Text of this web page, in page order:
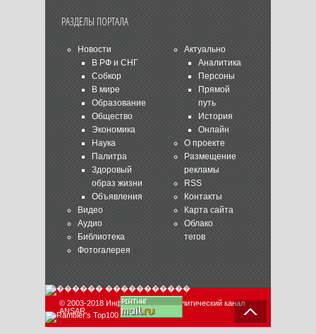
РАЗДЕЛЫ ПОРТАЛА
Новости
В РФ и СНГ
Собкор
В мире
Образование
Общество
Экономика
Наука
Палитра
Здоровый
образ жизни
Объявления
Видео
Аудио
Библиотека
Фотогалерея
Актуально
Аналитика
Персоны
Прямой
путь
История
Онлайн
О проекте
Размещение
рекламы
RSS
Контакты
Карта сайта
Облако
тегов
© 2003-2018 Информационно-аналитический канал
ANSAR